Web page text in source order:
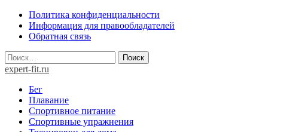
Skip
content
Политика конфиденциальности
Информация для правообладателей
Обратная связь
Найти:
expert-fit.ru
Бег
Плавание
Спортивное питание
Спортивные упражнения